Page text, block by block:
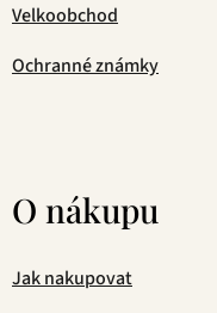
Velkoobchod
Ochranné známky
O nákupu
Jak nakupovat